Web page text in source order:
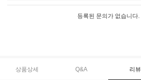
등록된 문의가 없습니다.
상품상세 Q&A 리뷰